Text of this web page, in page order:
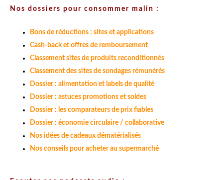
Nos dossiers pour consommer malin :
Bons de réductions : sites et applications
Cash-back et offres de remboursement
Classement sites de produits reconditionnés
Classement des sites de sondages rémunérés
Dossier : alimentation et labels de qualité
Dossier : astuces promotions et soldes
Dossier : les comparateurs de prix fiables
Dossier : économie circulaire / collaborative
Nos idées de cadeaux dématérialisés
Nos conseils pour acheter au supermarché